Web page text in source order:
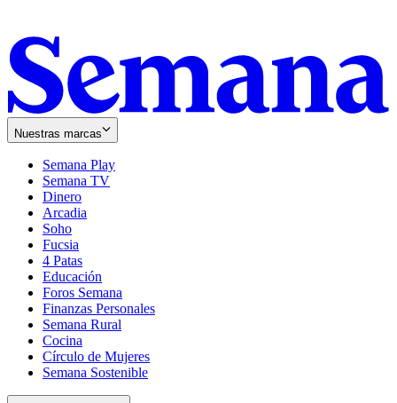
Nuestras marcas
Semana Play
Semana TV
Dinero
Arcadia
Soho
in
new
window
Fucsia
in
new
window
4 Patas
Educación
Foros Semana
Finanzas Personales
Semana Rural
Cocina
Círculo de Mujeres
Semana Sostenible